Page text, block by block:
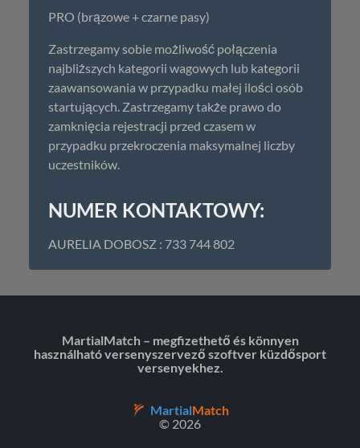
PRO (brązowe + czarne pasy)
Zastrzegamy sobie możliwość połączenia
najbliższych kategorii wagowych lub kategorii
zaawansowania w przypadku małej ilości osób
startujących. Zastrzegamy także prawo do
zamknięcia rejestracji przed czasem w
przypadku przekroczenia maksymalnej liczby
uczestników.
NUMER KONTAKTOWY:
AURELIA DOBOSZ : 733 744 802
MartialMatch – megfizethető és könnyen
használható versenyszervező szoftver küzdősport
versenyekhez.
MartialMatch
© 2026